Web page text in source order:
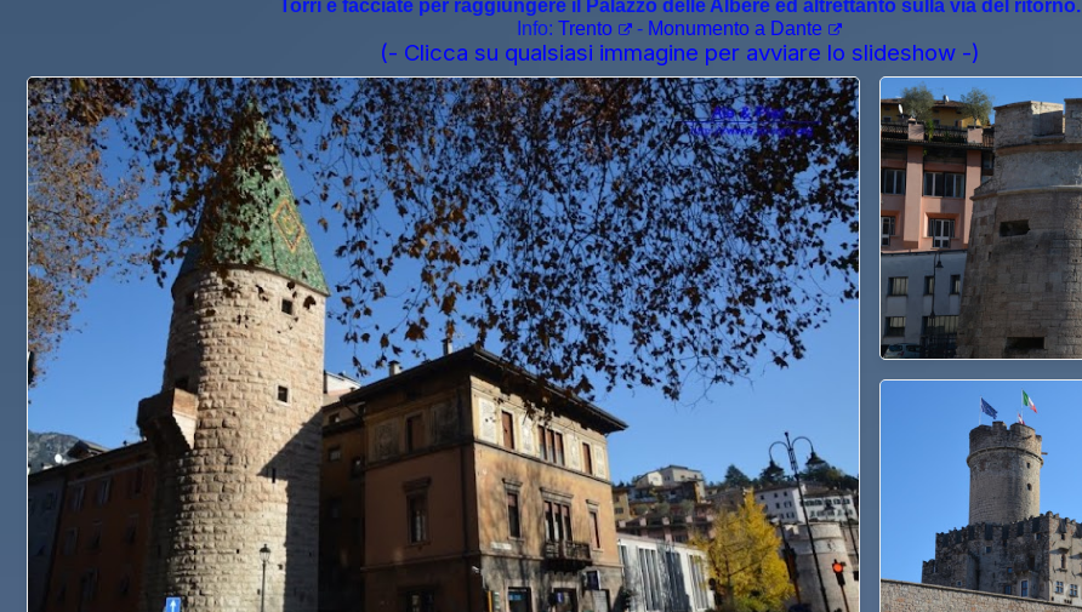
Torri e facciate per raggiungere il Palazzo delle Albere ed altrettanto sulla via del ritorno.
Info: Trento - Monumento a Dante
(- Clicca su qualsiasi immagine per avviare lo slideshow -)